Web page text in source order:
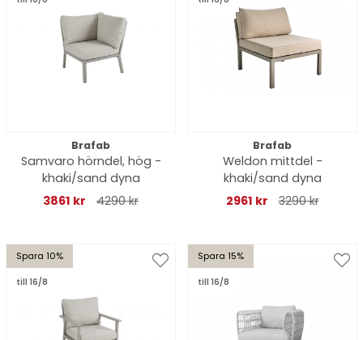
Brafab
Samvaro hörndel, hög -
khaki/sand dyna
3861 kr
4290 kr
Brafab
Weldon mittdel -
khaki/sand dyna
2961 kr
3290 kr
Spara 10%
till 16/8
Spara 15%
till 16/8